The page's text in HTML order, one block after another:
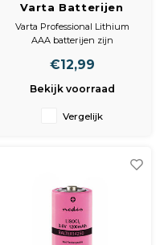
Varta Batterijen
Professional Lithium
AAA, 4 stuks
Varta Professional Lithium
AAA batterijen zijn
lithiumbatterijen met een
uitstekende prestaties onder
Deze AAA (potlood) batterijen
€12,99
Bekijk voorraad
Vergelijk